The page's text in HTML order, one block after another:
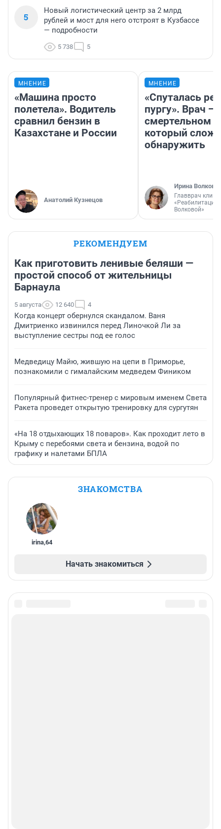
5
Новый логистический центр за 2 млрд
рублей и мост для него отстроят в Кузбассе
— подробности
5 738 5
МНЕНИЕ
«Машина просто
полетела». Водитель
сравнил бензин в
Казахстане и России
Анатолий Кузнецов
МНЕНИЕ
«Спуталась
пургу». Врач —
смертельном
который
обнаружить
Ирина Волкова
Главврач
«Реабилитация
Волковой»
РЕКОМЕНДУЕМ
Как приготовить ленивые беляши —
простой способ от жительницы
Барнаула
5 августа 12 640 4
Когда концерт обернулся скандалом. Ваня
Дмитриенко извинился перед Линочкой Ли за
выступление сестры под ее голос
Медведицу Майю, жившую на цепи в Приморье,
познакомили с гималайским медведем Фиником
Популярный фитнес-тренер с мировым именем Света
Ракета проведет открытую тренировку для сургутян
«На 18 отдыхающих 18 поваров». Как проходит лето в
Крыму с перебоями света и бензина, водой по
графику и налетами БПЛА
ЗНАКОМСТВА
irina,64
Начать знакомиться